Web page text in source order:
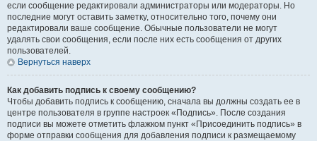
если сообщение редактировали администраторы или модераторы. Но
последние могут оставить заметку, относительно того, почему они
редактировали ваше сообщение. Обычные пользователи не могут
удалять свои сообщения, если после них есть сообщения от других
пользователей.
Вернуться наверх
Как добавить подпись к своему сообщению?
Чтобы добавить подпись к сообщению, сначала вы должны создать ее в
центре пользователя в группе настроек «Подпись». После создания
подписи вы можете отметить флажком пункт «Присоединить подпись» в
форме отправки сообщения для добавления подписи к размещаемому